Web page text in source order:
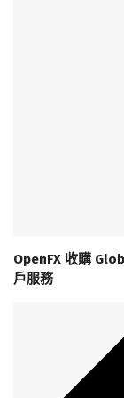
OpenFX 收購
戶服務